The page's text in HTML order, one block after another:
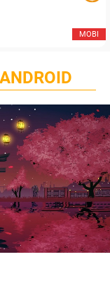
MOBI